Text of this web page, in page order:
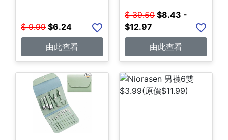
$ 9.99 $6.24
由此查看
$ 39.50 $8.43 -
$12.97
由此查看